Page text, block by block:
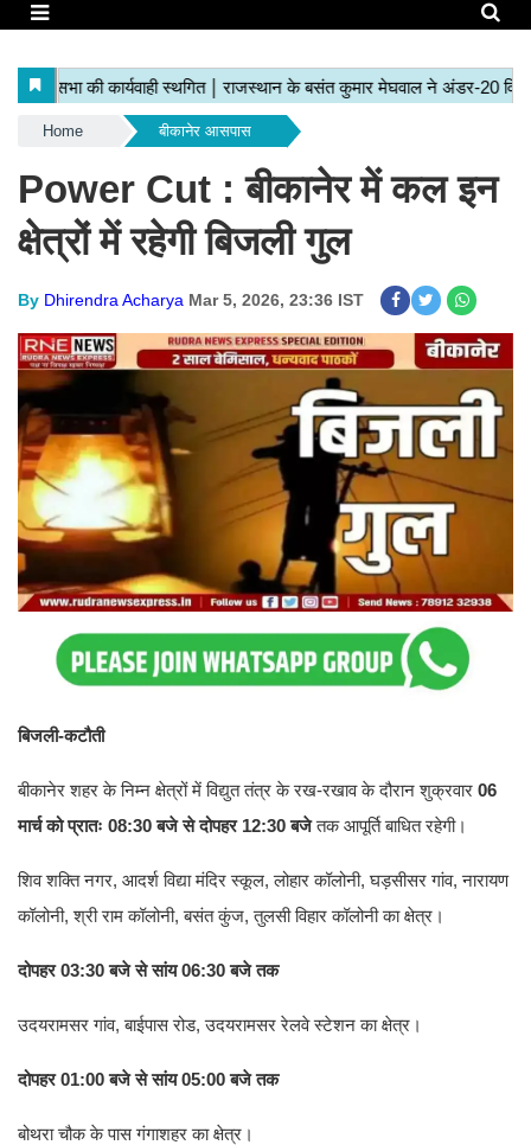
Home बीकानेर आसपास
Power Cut : बीकानेर में कल इन
क्षेत्रों में रहेगी बिजली गुल
By Dhirendra Acharya Mar 5, 2026, 23:36 IST
बिजली-कटौती
बीकानेर शहर के निम्न क्षेत्रों में विद्युत तंत्र के रख-रखाव के दौरान शुक्रवार 06
मार्च को प्रातः 08:30 बजे से दोपहर 12:30 बजेतक आपूर्ति बाधित रहेगी।
शिव शक्ति नगर, आदर्श विद्या मंदिर स्कूल, लोहार कॉलोनी, घड़सीसर गांव, नारायण
कॉलोनी, श्री राम कॉलोनी, बसंत कुंज, तुलसी विहार कॉलोनी का क्षेत्र।
दोपहर 03:30 बजे से सांय 06:30 बजे तक
उदयरामसर गांव, बाईपास रोड, उदयरामसर रेलवे स्टेशन का क्षेत्र।
दोपहर 01:00 बजे से सांय 05:00 बजे तक
बोथरा चौक के पास गंगाशहर का क्षेत्र।